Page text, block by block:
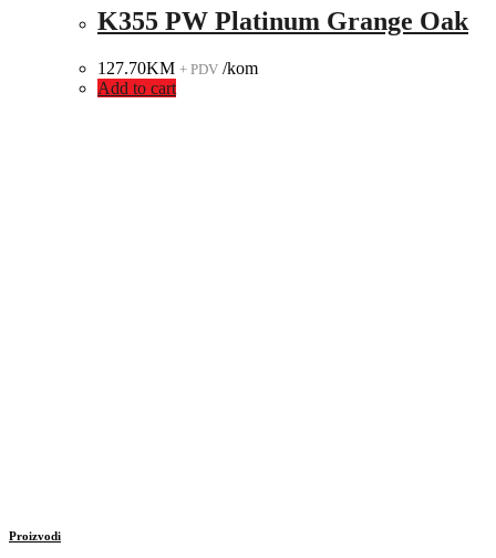
K355 PW Platinum Grange Oak
127.70KM + PDV /kom
Add to cart
Proizvodi